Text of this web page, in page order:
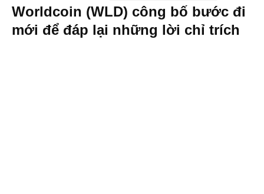
Worldcoin (WLD) công bố bước đi
mới để đáp lại những lời chỉ trích